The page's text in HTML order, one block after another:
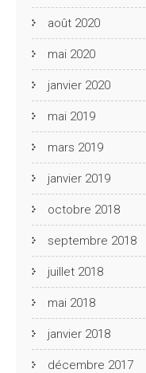
août 2020
mai 2020
janvier 2020
mai 2019
mars 2019
janvier 2019
octobre 2018
septembre 2018
juillet 2018
mai 2018
janvier 2018
décembre 2017